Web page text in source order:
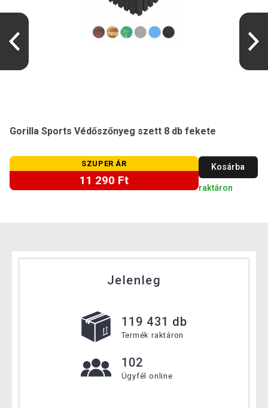
Gorilla Sports Védőszőnyeg szett 8 db fekete
SZUPER ÁR
11 290 Ft
Kosárba
raktáron
Jelenleg
119 431 db
Termék raktáron
102
Ügyfél online